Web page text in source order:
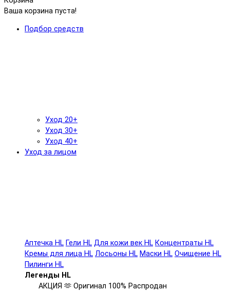
Ваша корзина пуста!
Подбор средств
Уход 20+
Уход 30+
Уход 40+
Уход за лицом
Аптечка HL Гели HL Для кожи век HL Концентраты HL
Кремы для лица HL Лосьоны HL Маски HL Очищение HL
Пилинги HL
Легенды HL
АКЦИЯ 🫶 Оригинал 100% Распродан